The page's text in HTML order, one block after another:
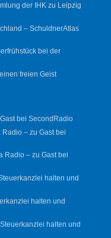
der IHK zu Leipzig
– SchuldnerAtlas
bei der
freien Geist
bei SecondRadio
– zu Gast bei
Radio – zu Gast bei
halten und
halten und
halten und